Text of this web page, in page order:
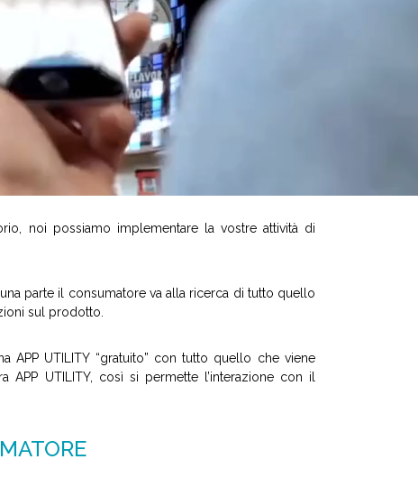
noi possiamo implementare la vostre attività di
parte il consumatore va alla ricerca di tutto quello
sul prodotto.
APP UTILITY “gratuito” con tutto quello che viene
UTILITY, così si permette l’interazione con il